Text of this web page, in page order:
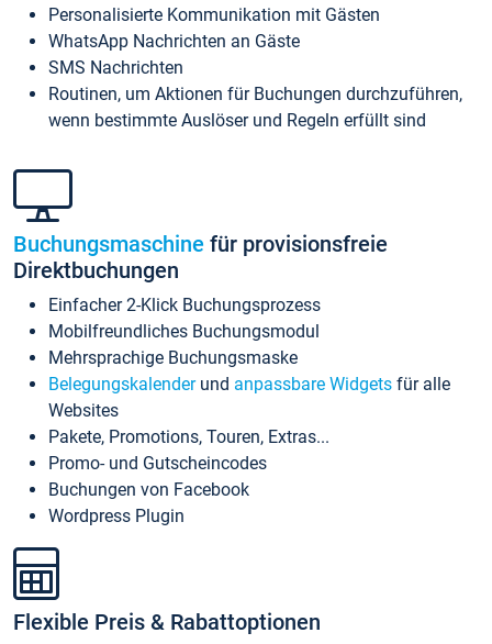
Personalisierte Kommunikation mit Gästen
WhatsApp Nachrichten an Gäste
SMS Nachrichten
Routinen, um Aktionen für Buchungen durchzuführen,
wenn bestimmte Auslöser und Regeln erfüllt sind
Buchungsmaschine für provisionsfreie
Direktbuchungen
Einfacher 2-Klick Buchungsprozess
Mobilfreundliches Buchungsmodul
Mehrsprachige Buchungsmaske
Belegungskalenderund anpassbare Widgets für alle
Websites
Pakete, Promotions, Touren, Extras...
Promo- und Gutscheincodes
Buchungen von Facebook
Wordpress Plugin
Flexible Preis & Rabattoptionen